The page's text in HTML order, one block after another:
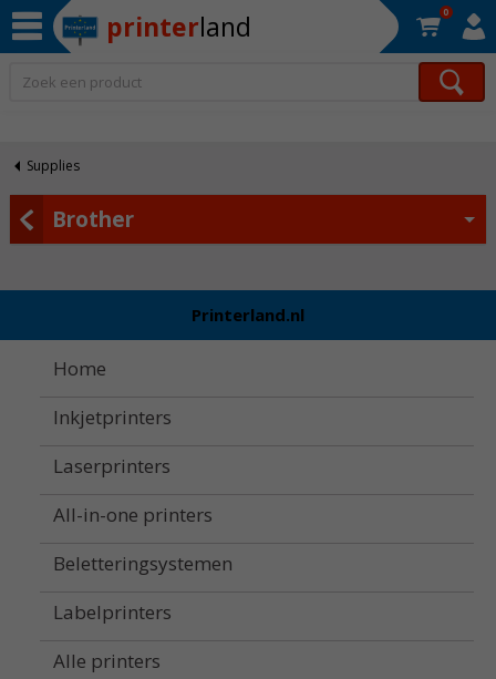
printerland 0
Supplies
Brother
Printerland.nl
Home
Inkjetprinters
Laserprinters
All-in-one printers
Beletteringsystemen
Labelprinters
Alle printers